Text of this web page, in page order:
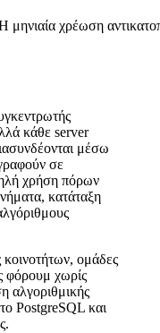
χρέωση
κάθε server
μέσω
σε
χρήση πόρων
κατάταξη
ομάδες
φόρουμ χωρίς
αλγοριθμικής
PostgreSQL και